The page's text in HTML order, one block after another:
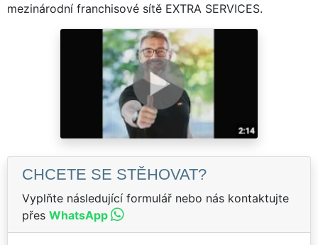
mezinárodní franchisové sítě EXTRA SERVICES.
CHCETE SE STĚHOVAT?
Vyplňte následující formulář nebo nás kontaktujte
přes WhatsApp